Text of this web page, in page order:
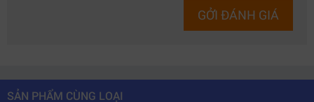
GỞI ĐÁNH GIÁ
SẢN PHẨM CÙNG LOẠI